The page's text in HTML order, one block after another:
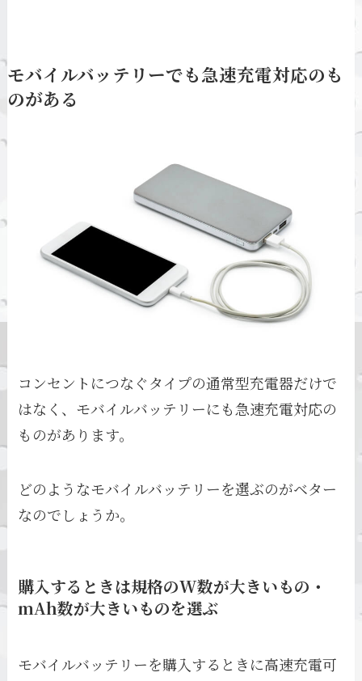
モバイルバッテリーでも急速充電対応のも
のがある
コンセントにつなぐタイプの通常型充電器だけで
はなく、モバイルバッテリーにも急速充電対応の
ものがあります。
どのようなモバイルバッテリーを選ぶのがベター
なのでしょうか。
購入するときは規格のW数が大きいもの・
mAh数が大きいものを選ぶ
モバイルバッテリーを購入するときに高速充電可